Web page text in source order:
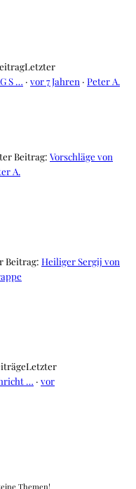
Letzter
S … · vor 7 Jahren · Peter A.
Beitrag: Vorschläge von
A.
Beitrag: Heiliger Sergij von
Letzter
… · vor
Themen!